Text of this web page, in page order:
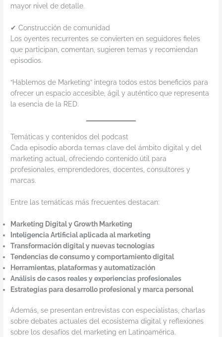
mayor nivel de detalle.
✔ Construcción de comunidad
Los oyentes recurrentes se convierten en seguidores fieles
que participan, comentan, sugieren temas y recomiendan
episodios.
“Hablemos de Marketing” integra todos estos beneficios para
ofrecer un espacio accesible, ágil y auténtico que representa
la esencia de la RED.
Temáticas y contenidos del podcast
Cada episodio aborda temas clave del ámbito digital y del
marketing actual, ofreciendo contenido útil para
profesionales, emprendedores, docentes, consultores y
marcas.
Entre las temáticas más frecuentes destacan:
Marketing Digital y Growth Marketing
Inteligencia Artificial aplicada al marketing
Transformación digital y nuevas tecnologías
Tendencias de consumo y comportamiento digital
Herramientas, plataformas y automatización
Análisis de casos reales y experiencias profesionales
Estrategias para desarrollo profesional y marca personal
Además, se presentan entrevistas con especialistas, charlas
sobre debates actuales del ecosistema digital y reflexiones
sobre los desafíos del marketing en Latinoamérica.